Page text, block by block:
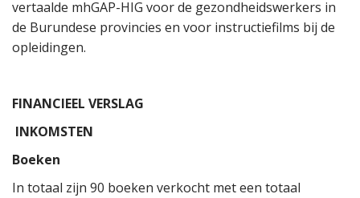
vertaalde mhGAP-HIG voor de gezondheidswerkers in
de Burundese provincies en voor instructiefilms bij de
opleidingen.
FINANCIEEL VERSLAG
INKOMSTEN
Boeken
In totaal zijn 90 boeken verkocht met een totaal